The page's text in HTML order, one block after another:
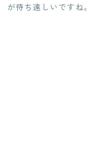
が待ち遠しいですね。